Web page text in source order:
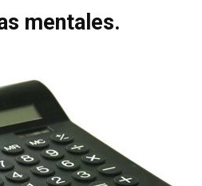
mentales.